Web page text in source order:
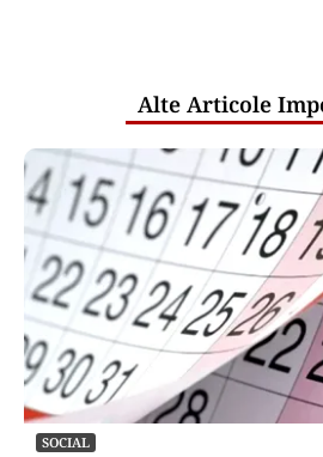
Alte Articole
SOCIAL